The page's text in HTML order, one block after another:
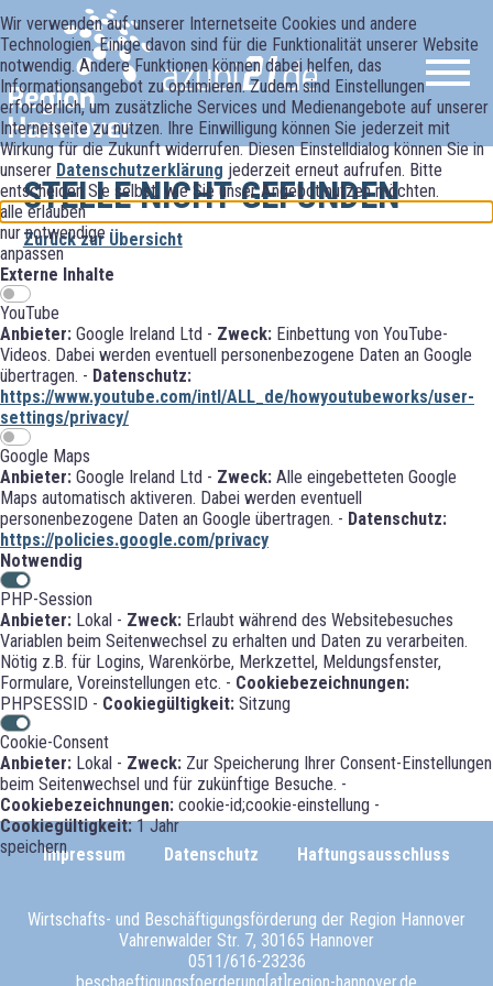
Wir verwenden auf unserer Internetseite Cookies und andere
Technologien. Einige davon sind für die Funktionalität unserer Website
notwendig. Andere Funktionen können dabei helfen, das
Informationsangebot zu optimieren. Zudem sind Einstellungen
erforderlich, um zusätzliche Services und Medienangebote auf unserer
Internetseite zu nutzen. Ihre Einwilligung können Sie jederzeit mit
Wirkung für die Zukunft widerrufen. Diesen Einstelldialog können Sie in
unserer Datenschutzerklärung jederzeit erneut aufrufen. Bitte
entscheiden Sie selbst, wie Sie unser Angebot nutzen möchten.
alle erlauben
nur notwendige
anpassen
Externe Inhalte
YouTube
Anbieter: Google Ireland Ltd - Zweck: Einbettung von YouTube-
Videos. Dabei werden eventuell personenbezogene Daten an Google
übertragen. - Datenschutz:
https://www.youtube.com/intl/ALL_de/howyoutubeworks/user-
settings/privacy/
Google Maps
Anbieter: Google Ireland Ltd - Zweck: Alle eingebetteten Google
Maps automatisch aktiveren. Dabei werden eventuell
personenbezogene Daten an Google übertragen. - Datenschutz:
https://policies.google.com/privacy
Notwendig
PHP-Session
Anbieter: Lokal - Zweck: Erlaubt während des Websitebesuches
Variablen beim Seitenwechsel zu erhalten und Daten zu verarbeiten.
Nötig z.B. für Logins, Warenkörbe, Merkzettel, Meldungsfenster,
Formulare, Voreinstellungen etc. - Cookiebezeichnungen:
PHPSESSID - Cookiegültigkeit: Sitzung
Cookie-Consent
Anbieter: Lokal - Zweck: Zur Speicherung Ihrer Consent-Einstellungen
beim Seitenwechsel und für zukünftige Besuche. -
Cookiebezeichnungen: cookie-id;cookie-einstellung -
Cookiegültigkeit:1 Jahr
speichern
STELLE NICHT GEFUNDEN
Zurück zur Übersicht
Impressum Datenschutz Haftungsausschluss
Wirtschafts- und Beschäftigungsförderung der Region Hannover
Vahrenwalder Str. 7, 30165 Hannover
0511/616-23236